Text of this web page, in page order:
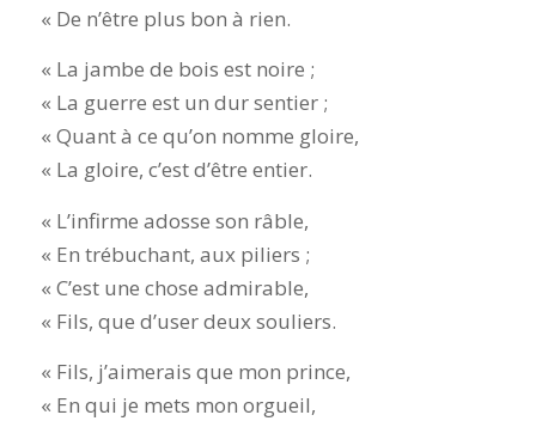
« De n’être plus bon à rien.
« La jambe de bois est noire ;
« La guerre est un dur sentier ;
« Quant à ce qu’on nomme gloire,
« La gloire, c’est d’être entier.
« L’infirme adosse son râble,
« En trébuchant, aux piliers ;
« C’est une chose admirable,
« Fils, que d’user deux souliers.
« Fils, j’aimerais que mon prince,
« En qui je mets mon orgueil,